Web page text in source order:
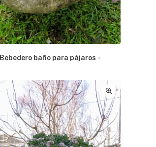
Bebedero baño para pájaros